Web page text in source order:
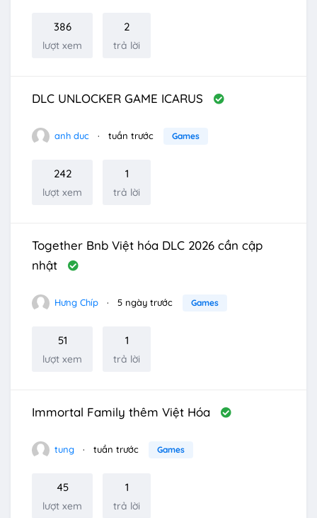
386
lượt xem
2
trả lời
DLC UNLOCKER GAME ICARUS
anh duc tuần trước Games
242
lượt xem
1
trả lời
Together Bnb Việt hóa DLC 2026 cần cập
nhật
Hưng Chíp 5 ngày trước Games
51
lượt xem
1
trả lời
Immortal Family thêm Việt Hóa
tung tuần trước Games
45
lượt xem
1
trả lời